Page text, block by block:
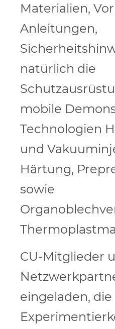
Materialien,
Anleitungen,
natürlich die
mobile
Technologien
und
Härtung,
sowie
CU-Mitglieder
eingeladen, die